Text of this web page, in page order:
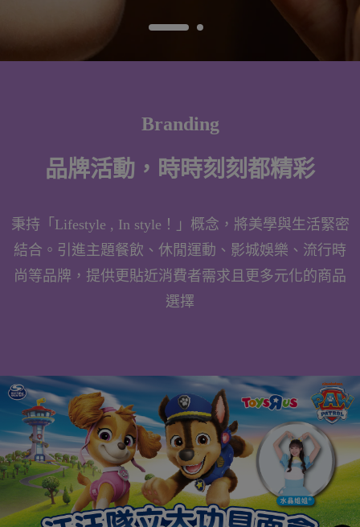
Branding
品牌活動，時時刻刻都精彩
秉持「Lifestyle , In style！」概念，將美學與生活緊密
結合。引進主題餐飲、休閒運動、影城娛樂、流行時
尚等品牌，提供更貼近消費者需求且更多元化的商品
選擇